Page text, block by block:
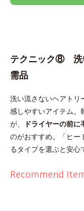
テクニック⑧ 洗
需品
洗い流さないヘアトリ
感しやすいアイテム。
が、
ドライヤーの前
のがおすすめ。「ヒー
るタイプを選ぶと安心
Recommend